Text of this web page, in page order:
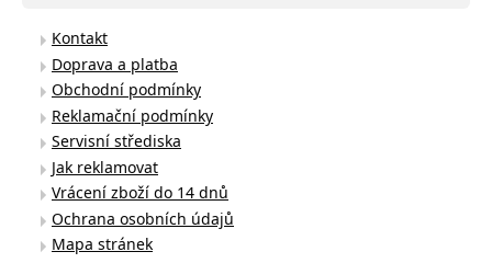
Kontakt
Doprava a platba
Obchodní podmínky
Reklamační podmínky
Servisní střediska
Jak reklamovat
Vrácení zboží do 14 dnů
Ochrana osobních údajů
Mapa stránek